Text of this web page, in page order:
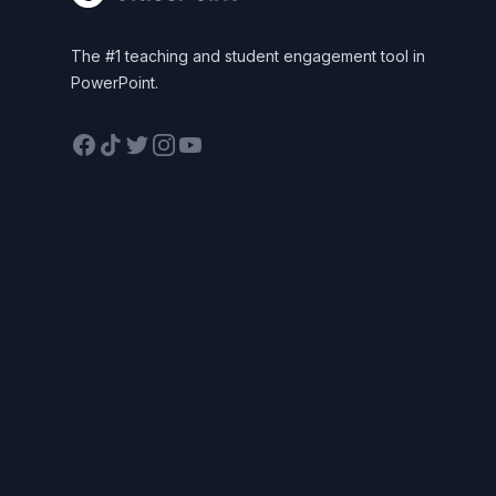
The #1 teaching and student engagement tool in
PowerPoint.
Facebook
TikTokTwitterInstagram
YouTube